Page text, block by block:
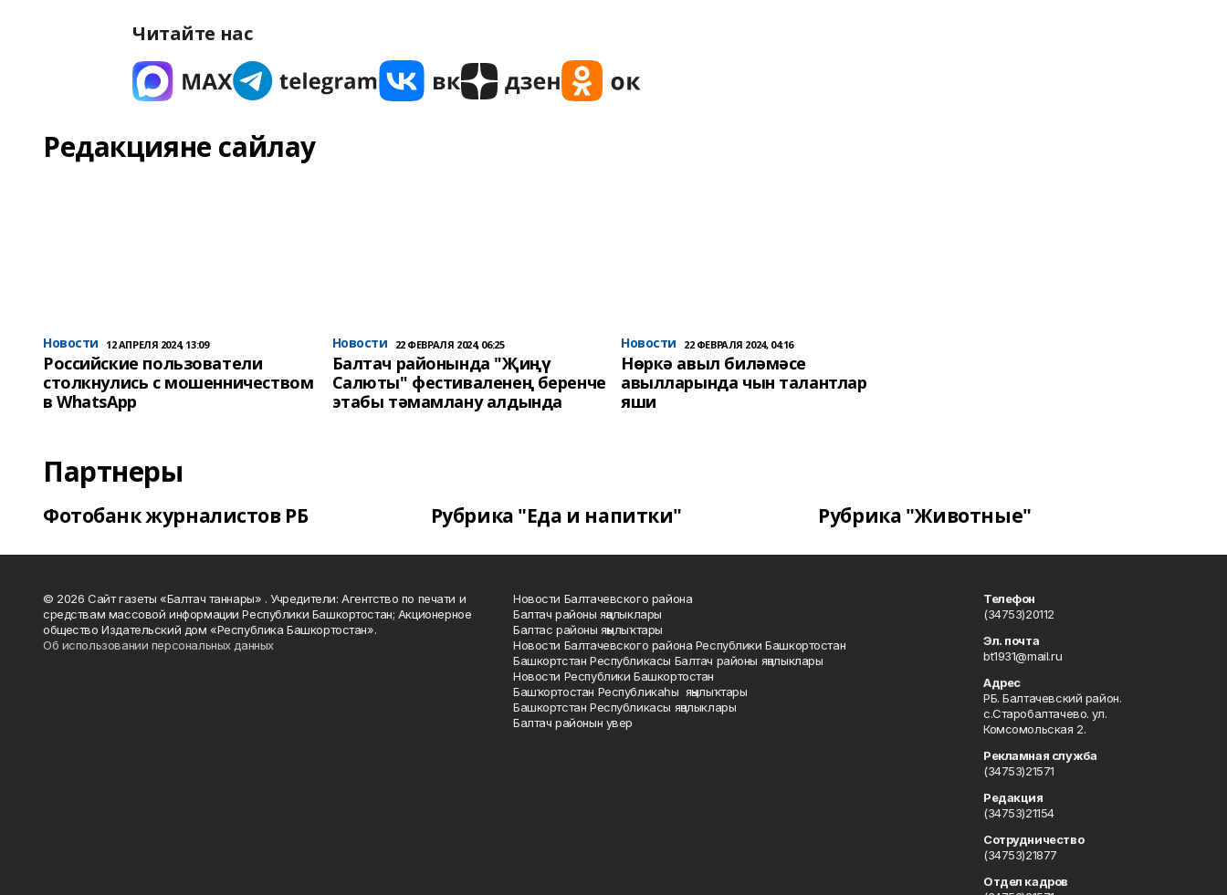
Читайте нас
Редакцияне сайлау
Новости 12 АПРЕЛЯ 2024, 13:09
Российские пользователи
столкнулись с мошенничеством
в WhatsApp
Новости 22 ФЕВРАЛЯ 2024, 06:25
Балтач районында "Җиңү
Салюты" фестиваленең беренче
этабы тәмамлану алдында
Новости 22 ФЕВРАЛЯ 2024, 04:16
Нөркә авыл биләмәсе
авылларында чын талантлар
яши
Партнеры
Фотобанк журналистов РБ Рубрика "Еда и напитки" Рубрика "Животные"
© 2026 Сайт газеты «Балтач таннары» . Учредители: Агентство по печати и
средствам массовой информации Республики Башкортостан; Акционерное
общество Издательский дом «Республика Башкортостан».
Об использовании персональных данных
Новости Балтачевского района
Балтач районы яңалыклары
Балтас районы яңылыҡтары
Новости Балтачевского района Республики Башкортостан
Башкортстан Республикасы Балтач районы яңалыклары
Новости Республики Башкортостан
Башҡортостан Республикаһы яңылыҡтары
Башкортстан Республикасы яңалыклары
Балтач районын увер
Телефон
(34753)20112
Эл. почта
bt1931@mail.ru
Адрес
РБ. Балтачевский район.
с.Старобалтачево. ул.
Комсомольская 2.
Рекламная служба
(34753)21571
Редакция
(34753)21154
Сотрудничество
(34753)21877
Отдел кадров